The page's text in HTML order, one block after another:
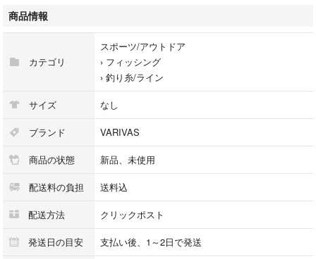
★結節しやすい
「ND-S」加工の効果により仕掛け作りの際のストレスを軽減。サルカン
●トローリング（マグロ・カジキ・シイラなどの大型回遊魚を狙うビッグ
●泳がせ釣り（生きた魚をエサにして大型の肉食魚を狙う釣法）
カラー：ナチュラルバイオレット
メール便での発送
メール便での発送は破損、紛失、動作不良の保証が出来ません
保証が心配な場合など発送方法を変更したい場合お問い合わせください。
複数必要な場合、他の商品と同梱したい場合は、お問い合わせください
商品情報
カテゴリ
スポーツ/アウトドア
› フィッシング
› 釣り糸/ライン
サイズ なし
ブランド VARIVAS
商品の状態 新品、未使用
配送料の負担 送料込
配送方法 クリックポスト
発送日の目安 支払い後、1～2日で発送